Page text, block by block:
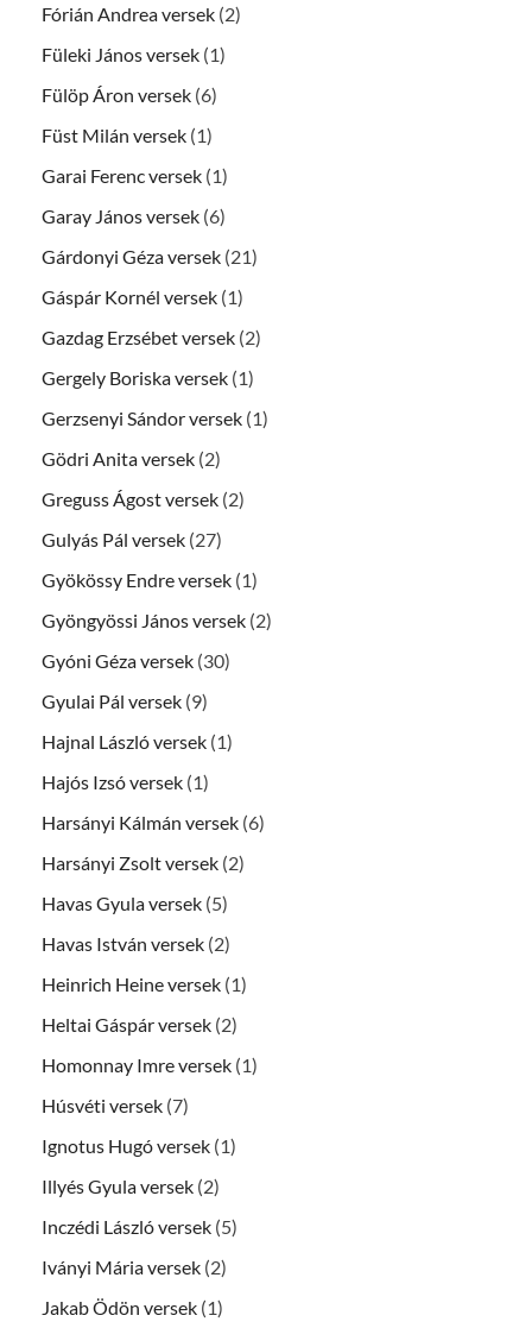
Fórián Andrea versek (2)
Füleki János versek (1)
Fülöp Áron versek (6)
Füst Milán versek (1)
Garai Ferenc versek (1)
Garay János versek (6)
Gárdonyi Géza versek (21)
Gáspár Kornél versek (1)
Gazdag Erzsébet versek (2)
Gergely Boriska versek (1)
Gerzsenyi Sándor versek (1)
Gödri Anita versek (2)
Greguss Ágost versek (2)
Gulyás Pál versek (27)
Gyökössy Endre versek (1)
Gyöngyössi János versek (2)
Gyóni Géza versek (30)
Gyulai Pál versek (9)
Hajnal László versek (1)
Hajós Izsó versek (1)
Harsányi Kálmán versek (6)
Harsányi Zsolt versek (2)
Havas Gyula versek (5)
Havas István versek (2)
Heinrich Heine versek (1)
Heltai Gáspár versek (2)
Homonnay Imre versek (1)
Húsvéti versek (7)
Ignotus Hugó versek (1)
Illyés Gyula versek (2)
Inczédi László versek (5)
Iványi Mária versek (2)
Jakab Ödön versek (1)